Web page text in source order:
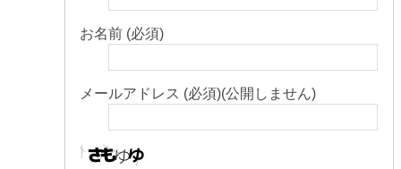
お名前 (必須)
メールアドレス (必須)(公開しません)